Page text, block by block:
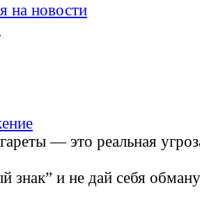
на новости
— это реальная
знак” и не дай себя